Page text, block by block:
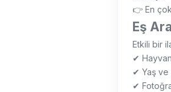
👉 En
Eş
Etkili bir
✔
✔ Yaş ve
✔